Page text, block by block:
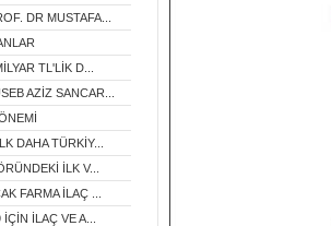
DR MUSTAFA...
TL'LİK D...
AZİZ SANCAR...
DAHA TÜRKİY...
İLK V...
FARMA İLAÇ ...
İLAÇ VE A...